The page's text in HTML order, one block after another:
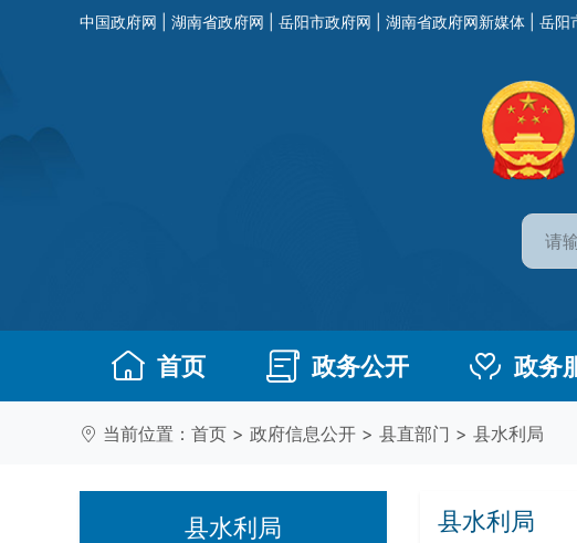
中国政府网 湖南省政府网 岳阳市政府网 湖南省政府网新媒体 岳阳
首页 政务公开 政务
当前位置： 首页 > 政府信息公开 > 县直部门 > 县水利局
县水利局 县水利局